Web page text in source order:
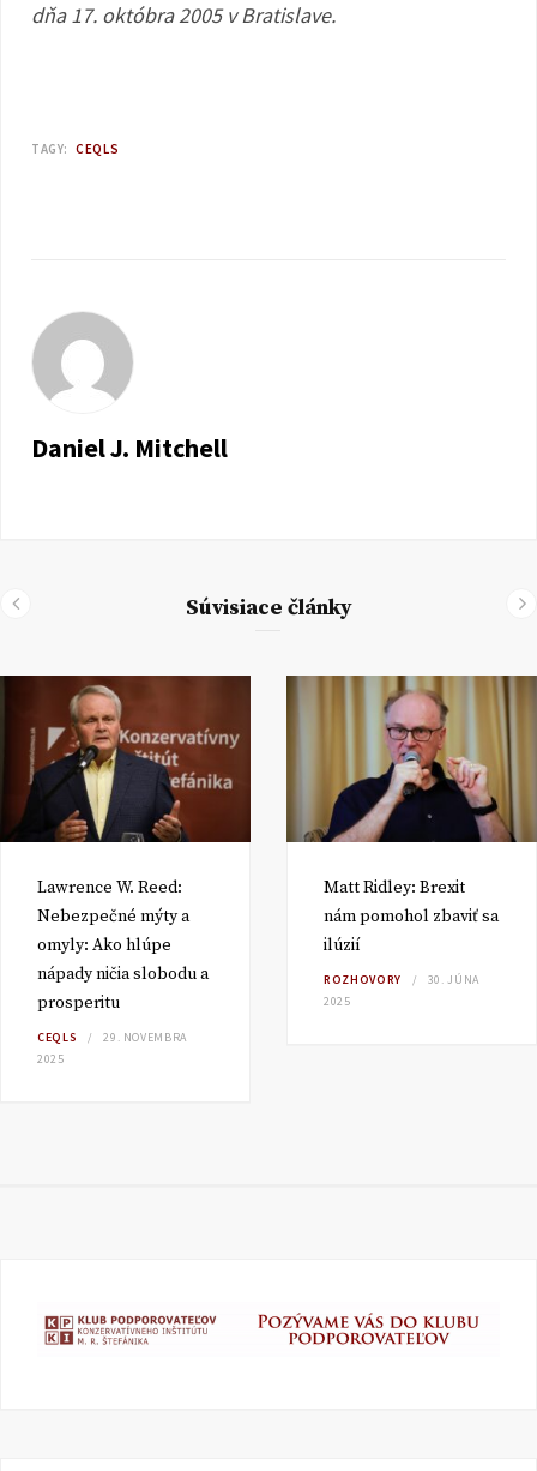
dňa 17. októbra 2005 v Bratislave.
TAGY: CEQLS
Daniel J. Mitchell
Súvisiace články
Lawrence W. Reed:
Nebezpečné mýty a
omyly: Ako hlúpe
nápady ničia slobodu a
prosperitu
CEQLS
29. NOVEMBRA
2025
Matt Ridley: Brexit
nám pomohol zbaviť sa
ilúzií
ROZHOVORY
30. JÚNA
2025